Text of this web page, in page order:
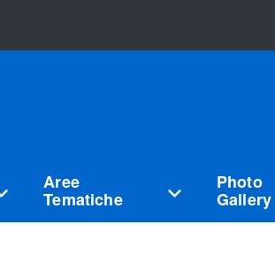
Aree
Tematiche
Photo
Gallery